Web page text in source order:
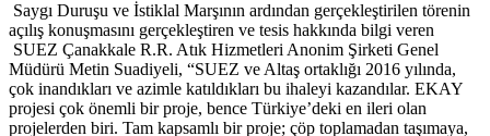
Saygı Duruşu ve İstiklal Marşının ardından gerçekleştirilen törenin
açılış konuşmasını gerçekleştiren ve tesis hakkında bilgi veren
SUEZ Çanakkale R.R. Atık Hizmetleri Anonim Şirketi Genel
Müdürü Metin Suadiyeli, “SUEZ ve Altaş ortaklığı 2016 yılında,
çok inandıkları ve azimle katıldıkları bu ihaleyi kazandılar. EKAY
projesi çok önemli bir proje, bence Türkiye’deki en ileri olan
projelerden biri. Tam kapsamlı bir proje; çöp toplamadan taşımaya,